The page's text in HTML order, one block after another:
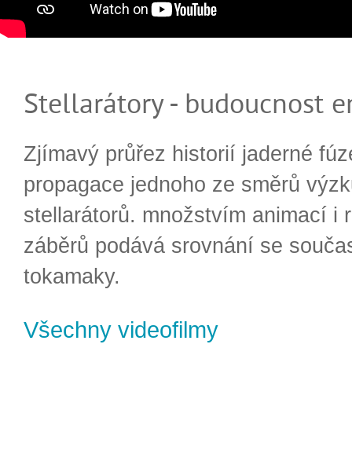
Stellarátory - budoucnost
Zjímavý průřez historií jaderné
propagace jednoho ze směrů
stellarátorů. množstvím animací i
záběrů podává srovnání se
tokamaky.
Všechny videofilmy